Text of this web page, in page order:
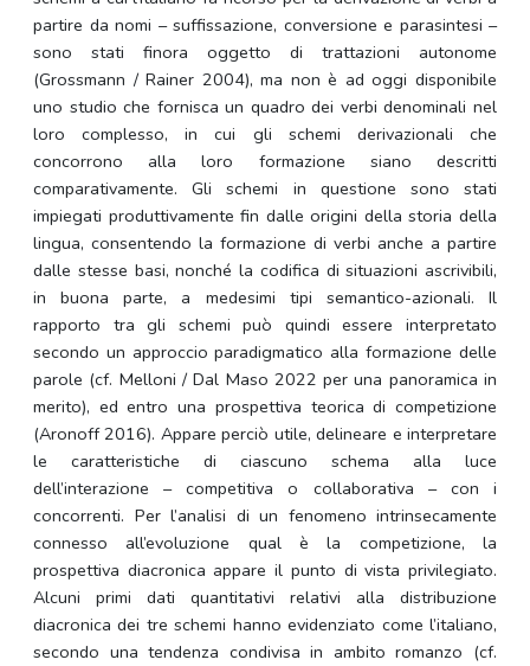
partire da nomi – suffissazione, conversione e parasintesi –
sono stati finora oggetto di trattazioni autonome
(Grossmann / Rainer 2004), ma non è ad oggi disponibile
uno studio che fornisca un quadro dei verbi denominali nel
loro complesso, in cui gli schemi derivazionali che
concorrono alla loro formazione siano descritti
comparativamente. Gli schemi in questione sono stati
impiegati produttivamente fin dalle origini della storia della
lingua, consentendo la formazione di verbi anche a partire
dalle stesse basi, nonché la codifica di situazioni ascrivibili,
in buona parte, a medesimi tipi semantico-azionali. Il
rapporto tra gli schemi può quindi essere interpretato
secondo un approccio paradigmatico alla formazione delle
parole (cf. Melloni / Dal Maso 2022 per una panoramica in
merito), ed entro una prospettiva teorica di competizione
(Aronoff 2016). Appare perciò utile, delineare e interpretare
le caratteristiche di ciascuno schema alla luce
dell’interazione – competitiva o collaborativa – con i
concorrenti. Per l’analisi di un fenomeno intrinsecamente
connesso all’evoluzione qual è la competizione, la
prospettiva diacronica appare il punto di vista privilegiato.
Alcuni primi dati quantitativi relativi alla distribuzione
diacronica dei tre schemi hanno evidenziato come l’italiano,
secondo una tendenza condivisa in ambito romanzo (cf.